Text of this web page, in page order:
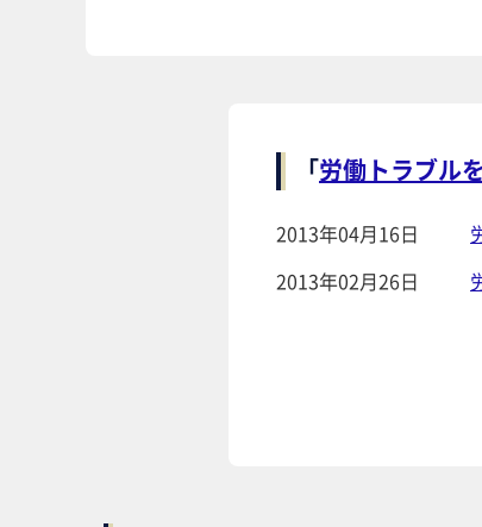
「労働トラブル
2013年04月16日
2013年02月26日